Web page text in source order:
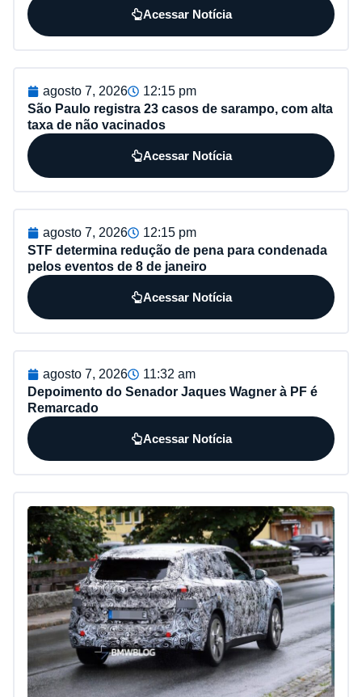
Acessar Notícia
agosto 7, 2026
12:15 pm
São Paulo registra 23 casos de sarampo, com alta
taxa de não vacinados
Acessar Notícia
agosto 7, 2026
12:15 pm
STF determina redução de pena para condenada
pelos eventos de 8 de janeiro
Acessar Notícia
agosto 7, 2026
11:32 am
Depoimento do Senador Jaques Wagner à PF é
Remarcado
Acessar Notícia